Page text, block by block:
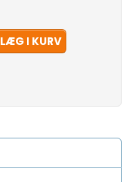
LÆG I KURV